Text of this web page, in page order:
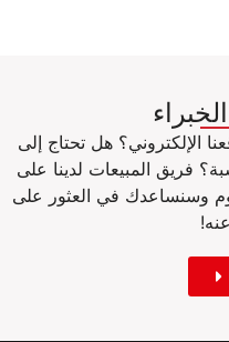
الإلكتروني؟ هل تحتاج إلى
فريق المبيعات لدينا على
وسنساعدك في العثور على